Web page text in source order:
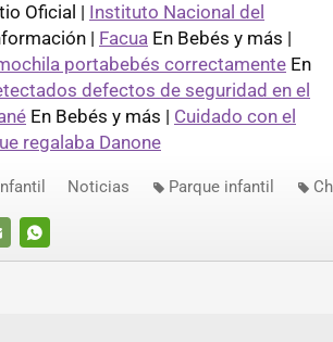
Oficial | Instituto Nacional del
| Facua En Bebés y más |
portabebés correctamente En
defectos de seguridad en el
En Bebés y más | Cuidado con el
regalaba Danone
WHATSAPP
Noticias Parque infantil